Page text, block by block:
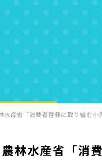
水産省「消費者啓発に取り組む
農林水産省「消